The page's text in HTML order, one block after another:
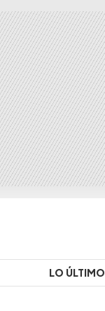
LO ÚLTIMO